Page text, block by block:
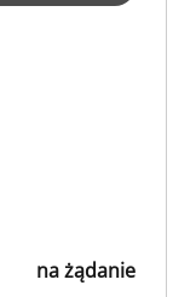
na żądanie